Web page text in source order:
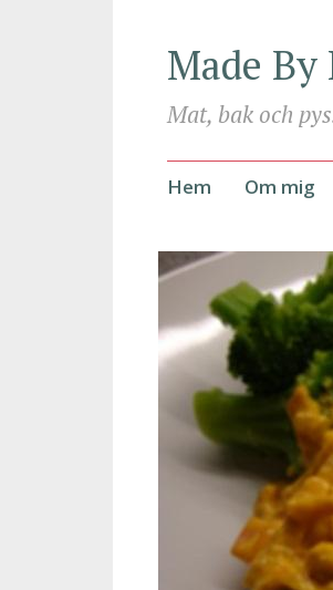
Made By
Mat, bak och
Hoppa
Hem Om mig